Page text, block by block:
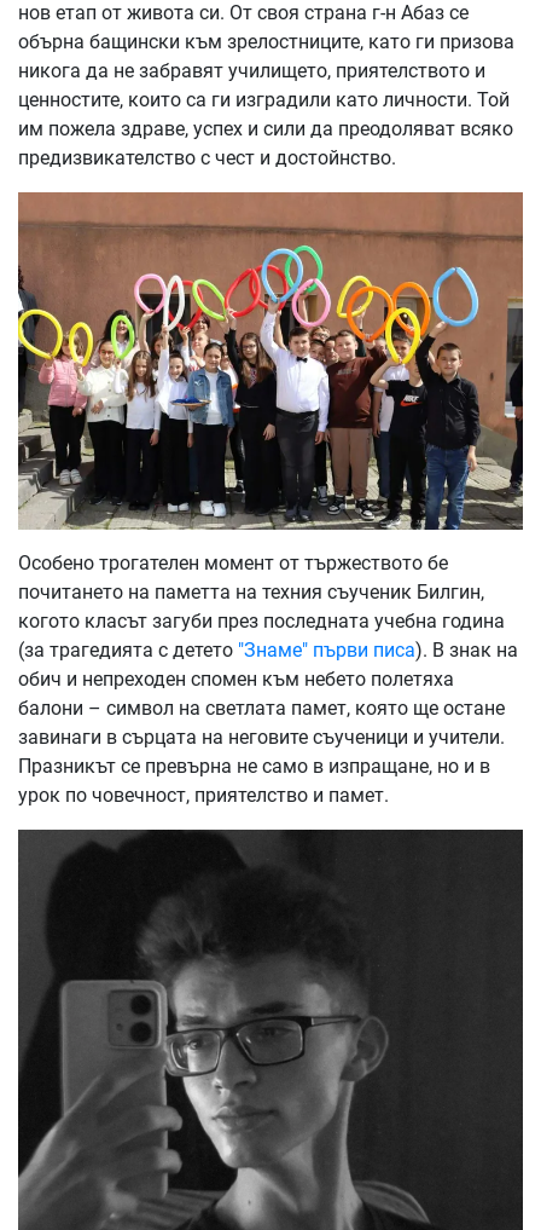
нов етап от живота си. От своя страна г-н Абаз се
обърна бащински към зрелостниците, като ги призова
никога да не забравят училището, приятелството и
ценностите, които са ги изградили като личности. Той
им пожела здраве, успех и сили да преодоляват всяко
предизвикателство с чест и достойнство.
Особено трогателен момент от тържеството бе
почитането на паметта на техния съученик Билгин,
когото класът загуби през последната учебна година
(за трагедията с детето "Знаме" първи писа). В знак на
обич и непреходен спомен към небето полетяха
балони – символ на светлата памет, която ще остане
завинаги в сърцата на неговите съученици и учители.
Празникът се превърна не само в изпращане, но и в
урок по човечност, приятелство и памет.